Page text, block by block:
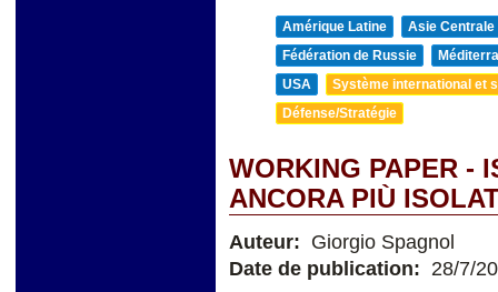
Amérique Latine
Asie Centrale
Fédération de Russie
USA
Système international et
Défense/Stratégie
WORKING PAPER -
ANCORA PIÙ
Auteur: Giorgio Spagnol
Date de publication: 28/7/